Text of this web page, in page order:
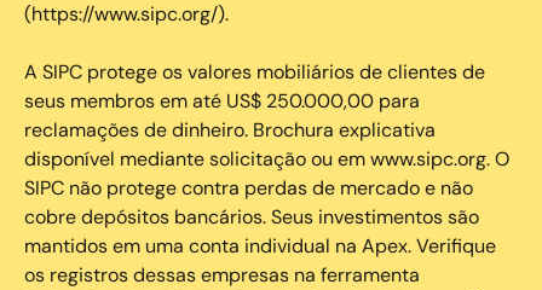
(https://www.sipc.org/).
A SIPC protege os valores mobiliários de clientes de
seus membros em até US$ 250.000,00 para
reclamações de dinheiro. Brochura explicativa
disponível mediante solicitação ou em www.sipc.org. O
SIPC não protege contra perdas de mercado e não
cobre depósitos bancários. Seus investimentos são
mantidos em uma conta individual na Apex. Verifique
os registros dessas empresas na ferramenta